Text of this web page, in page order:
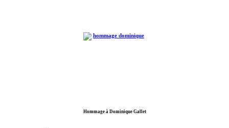
Hommage à Dominique Gallet